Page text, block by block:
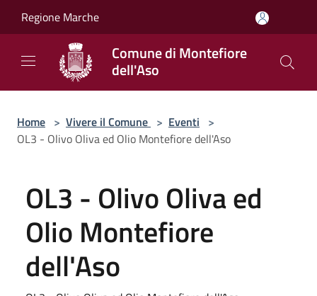
Regione Marche
Comune di Montefiore
dell'Aso
Home > Vivere il Comune > Eventi >
OL3 - Olivo Oliva ed Olio Montefiore dell'Aso
OL3 - Olivo Oliva ed
Olio Montefiore
dell'Aso